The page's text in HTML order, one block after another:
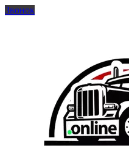
Звонок